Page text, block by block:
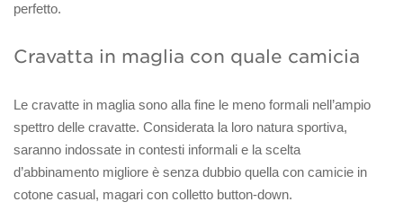
perfetto.
Cravatta in maglia con quale camicia
Le cravatte in maglia sono alla fine le meno formali nell’ampio
spettro delle cravatte. Considerata la loro natura sportiva,
saranno indossate in contesti informali e la scelta
d’abbinamento migliore è senza dubbio quella con camicie in
cotone casual, magari con colletto button-down.